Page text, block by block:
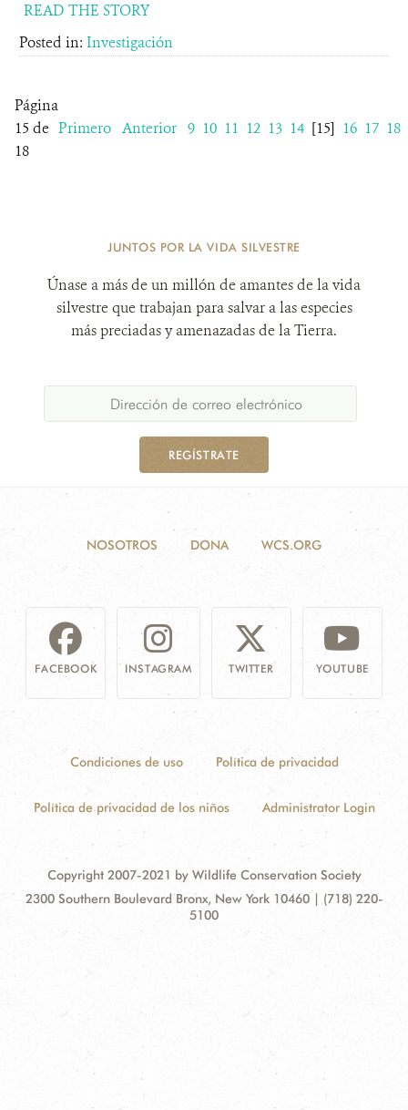
READ THE STORY
Posted in: Investigación
Página
15 de
18
Primero Anterior 9 10 11 12 13 14 [15] 16 17 18
JUNTOS POR LA VIDA SILVESTRE
Únase a más de un millón de amantes de la vida
silvestre que trabajan para salvar a las especies
más preciadas y amenazadas de la Tierra.
REGÍSTRATE
NOSOTROS DONA WCS.ORG
FACEBOOK INSTAGRAM TWITTER YOUTUBE
Condiciones de uso Política de privacidad
Política de privacidad de los niños Administrator Login
Copyright 2007-2021 by Wildlife Conservation Society
Contact
Address:
2300 Southern Boulevard Bronx, New York 10460 | (718) 220-
5100